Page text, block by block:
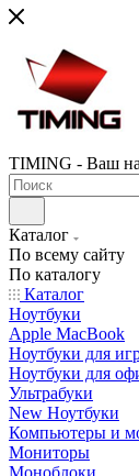
TIMING - Ваш
Каталог
По всему сайту
По каталогу
Каталог
Ноутбуки
Apple MacBook
Ноутбуки для
Ноутбуки для
Ультрабуки
New Ноутбуки
Компьютеры и
Мониторы
Моноблоки